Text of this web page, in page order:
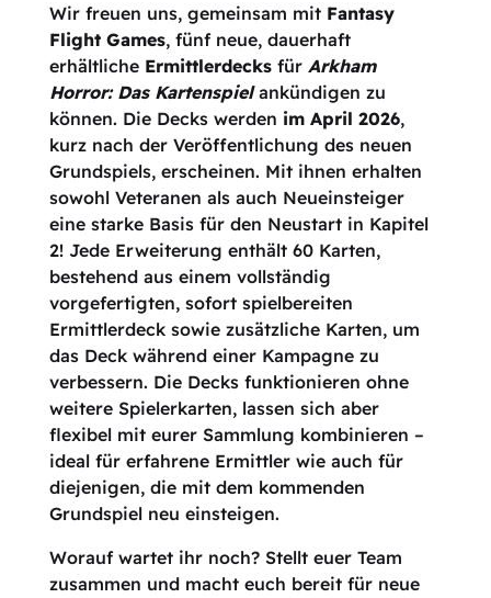
Wir freuen uns, gemeinsam mit Fantasy
Flight Games, fünf neue, dauerhaft
erhältliche Ermittlerdecksfür Arkham
Horror: Das Kartenspielankündigen zu
können. Die Decks werden im April 2026,
kurz nach der Veröffentlichung des neuen
Grundspiels, erscheinen. Mit ihnen erhalten
sowohl Veteranen als auch Neueinsteiger
eine starke Basis für den Neustart in Kapitel
2! Jede Erweiterung enthält 60 Karten,
bestehend aus einem vollständig
vorgefertigten, sofort spielbereiten
Ermittlerdeck sowie zusätzliche Karten, um
das Deck während einer Kampagne zu
verbessern. Die Decks funktionieren ohne
weitere Spielerkarten, lassen sich aber
flexibel mit eurer Sammlung kombinieren –
ideal für erfahrene Ermittler wie auch für
diejenigen, die mit dem kommenden
Grundspiel neu einsteigen.
Worauf wartet ihr noch? Stellt euer Team
zusammen und macht euch bereit für neue